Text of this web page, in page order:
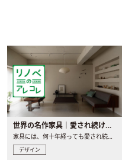
世界の名作家具｜愛され続ける理由と一生モノとの出会い方
家具には、何十年経っても愛され続ける「名作」と呼ばれるもの..
デザイン